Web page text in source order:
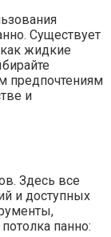
Существует
жидкие
предпочтениям
и
Здесь все
и доступных
панно: